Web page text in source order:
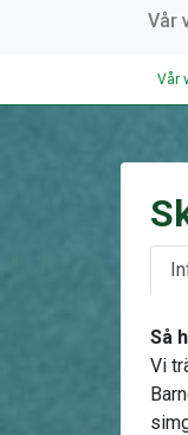
Vår
Vår
Så
Vi